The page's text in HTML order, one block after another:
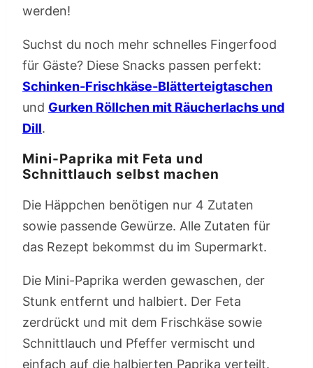
werden!
Suchst du noch mehr schnelles Fingerfood
für Gäste? Diese Snacks passen perfekt:
Schinken-Frischkäse-Blätterteigtaschen
und Gurken Röllchen mit Räucherlachs und
Dill.
Mini-Paprika mit Feta und
Schnittlauch selbst machen
Die Häppchen benötigen nur 4 Zutaten
sowie passende Gewürze. Alle Zutaten für
das Rezept bekommst du im Supermarkt.
Die Mini-Paprika werden gewaschen, der
Stunk entfernt und halbiert. Der Feta
zerdrückt und mit dem Frischkäse sowie
Schnittlauch und Pfeffer vermischt und
einfach auf die halbierten Paprika verteilt.